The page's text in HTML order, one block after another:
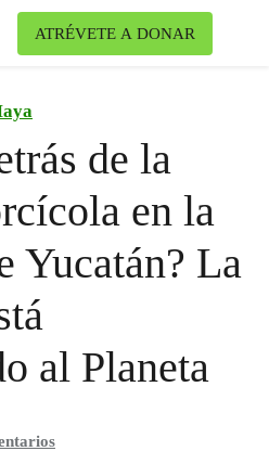
ATRÉVETE A DONAR
de la
en la
Yucatán? La
al Planeta